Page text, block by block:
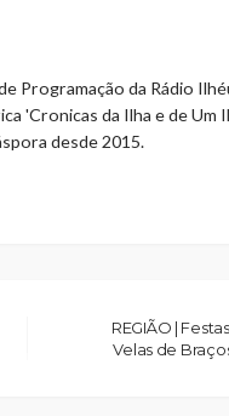
Programação da Rádio
'Cronicas da Ilha e de Um
desde 2015.
REGIÃO |
Velas de